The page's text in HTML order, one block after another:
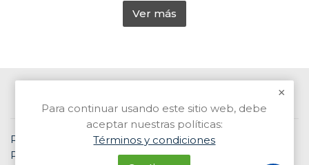
Para continuar usando este sitio web, debe
aceptar nuestras políticas:
Términos y condiciones
Ver más
Resumen de retención de datos
Políticas